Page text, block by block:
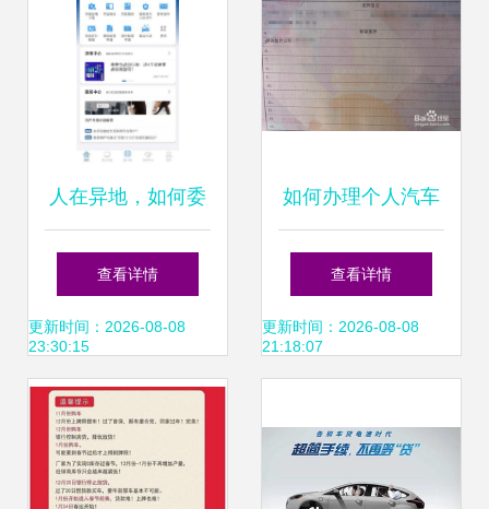
人在异地，如何委
托他人代办佛山机
动车解抵押与过
户？
查看详情
更新时间：2026-08-08
23:30:15
如何办理个人汽车
按揭解除抵押手续
查看详情
更新时间：2026-08-08
21:18:07